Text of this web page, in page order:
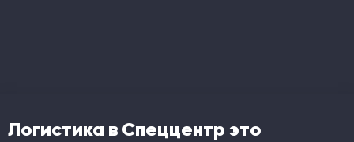
Логистика в Спеццентр это